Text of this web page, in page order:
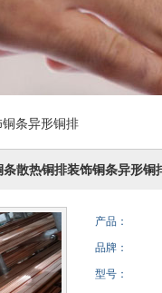
条异形铜排
散热铜排装饰铜条异形铜
产品：
品牌：
型号：